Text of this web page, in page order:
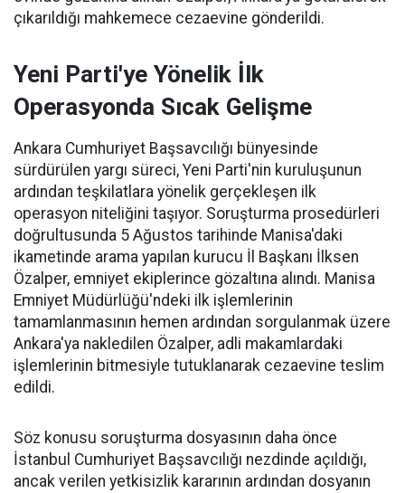
çıkarıldığı mahkemece cezaevine gönderildi.
Yeni Parti'ye Yönelik İlk
Operasyonda Sıcak Gelişme
Ankara Cumhuriyet Başsavcılığı bünyesinde
sürdürülen yargı süreci, Yeni Parti'nin kuruluşunun
ardından teşkilatlara yönelik gerçekleşen ilk
operasyon niteliğini taşıyor. Soruşturma prosedürleri
doğrultusunda 5 Ağustos tarihinde Manisa'daki
ikametinde arama yapılan kurucu İl Başkanı İlksen
Özalper, emniyet ekiplerince gözaltına alındı. Manisa
Emniyet Müdürlüğü'ndeki ilk işlemlerinin
tamamlanmasının hemen ardından sorgulanmak üzere
Ankara'ya nakledilen Özalper, adli makamlardaki
işlemlerinin bitmesiyle tutuklanarak cezaevine teslim
edildi.
Söz konusu soruşturma dosyasının daha önce
İstanbul Cumhuriyet Başsavcılığı nezdinde açıldığı,
ancak verilen yetkisizlik kararının ardından dosyanın